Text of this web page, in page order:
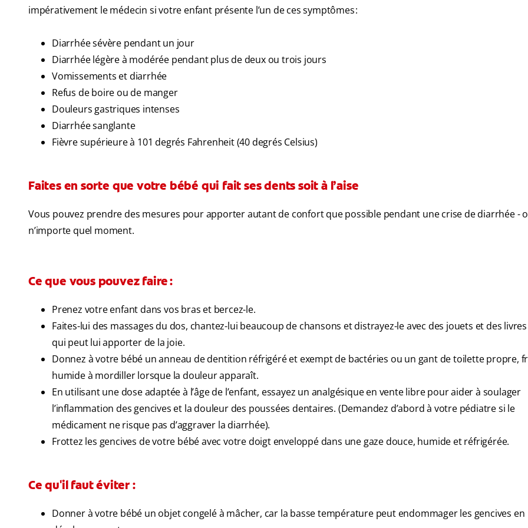
impérativement le médecin si votre enfant présente l’un de ces symptômes :
Diarrhée sévère pendant un jour
Diarrhée légère à modérée pendant plus de deux ou trois jours
Vomissements et diarrhée
Refus de boire ou de manger
Douleurs gastriques intenses
Diarrhée sanglante
Fièvre supérieure à 101 degrés Fahrenheit (40 degrés Celsius)
Faites en sorte que votre bébé qui fait ses dents soit à l’aise
Vous pouvez prendre des mesures pour apporter autant de confort que possible pendant une crise de diarrhée -
n’importe quel moment.
Ce que vous pouvez faire :
Prenez votre enfant dans vos bras et bercez-le.
Faites-lui des massages du dos, chantez-lui beaucoup de chansons et distrayez-le avec des jouets et des
qui peut lui apporter de la joie.
Donnez à votre bébé un anneau de dentition réfrigéré et exempt de bactéries ou un gant de toilette propre,
humide à mordiller lorsque la douleur apparaît.
En utilisant une dose adaptée à l’âge de l’enfant, essayez un analgésique en vente libre pour aider à soulager
l’inflammation des gencives et la douleur des poussées dentaires. (Demandez d’abord à votre pédiatre si le
médicament ne risque pas d’aggraver la diarrhée).
Frottez les gencives de votre bébé avec votre doigt enveloppé dans une gaze douce, humide et réfrigérée.
Ce qu'il faut éviter :
Donner à votre bébé un objet congelé à mâcher, car la basse température peut endommager les gencives en